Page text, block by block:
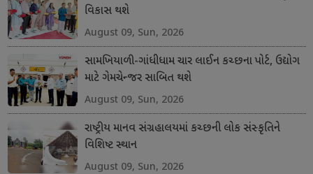
વિકાસ થશે
August 09, Sun, 2026
સામખિયાળી-ગાંધીધામ ચાર લાઈન કચ્છના પોર્ટ, ઉદ્યોગ
માટે ગેમચેન્જર સાબિત થશે
August 09, Sun, 2026
રાષ્ટ્રીય માનવ સંગ્રહાલયમાં કચ્છની લોક સંસ્કૃતિને
વિશિષ્ટ સ્થાન
August 09, Sun, 2026